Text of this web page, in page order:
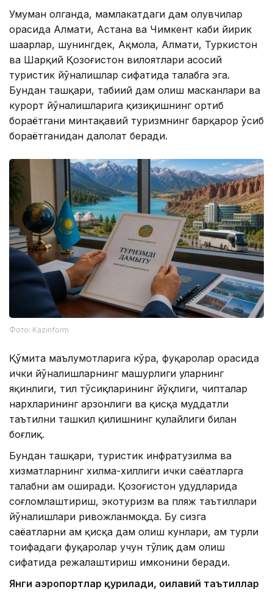
Умуман олганда, мамлакатдаги дам олувчилар
орасида Алмати, Астана ва Чимкент каби йирик
шаҳарлар, шунингдек, Ақмола, Алмати, Туркистон
ва Шарқий Қозоғистон вилоятлари асосий
туристик йўналишлар сифатида талабга эга.
Бундан ташқари, табиий дам олиш масканлари ва
курорт йўналишларига қизиқишнинг ортиб
бораётгани минтақавий туризмнинг барқарор ўсиб
бораётганидан далолат беради.
Фото: Kazinform
Қўмита маълумотларига кўра, фуқаролар орасида
ички йўналишларнинг машҳурлиги уларнинг
яқинлиги, тил тўсиқларининг йўқлиги, чипталар
нархларининг арзонлиги ва қисқа муддатли
таътилни ташкил қилишнинг қулайлиги билан
боғлиқ.
Бундан ташқари, туристик инфратузилма ва
хизматларнинг хилма-хиллиги ички саёҳатларга
талабни ҳам оширади. Қозоғистон ҳудудларида
соғломлаштириш, экотуризм ва пляж таътиллари
йўналишлари ривожланмоқда. Бу сизга
саёҳатларни ҳам қисқа дам олиш кунлари, ҳам турли
тоифадаги фуқаролар учун тўлиқ дам олиш
сифатида режалаштириш имконини беради.
Янги аэропортлар қурилади, оилавий таътиллар